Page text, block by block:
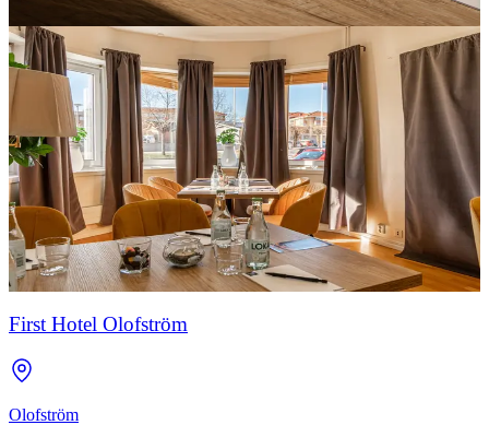
First Hotel Olofström
Olofström